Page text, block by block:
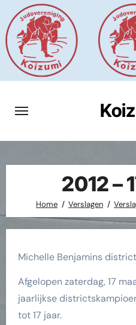
naar
de
inhoud
2012 –
Home Verslagen
Michelle Benjamins
Afgelopen zaterdag, 17
jaarlijkse
tot 17 jaar.